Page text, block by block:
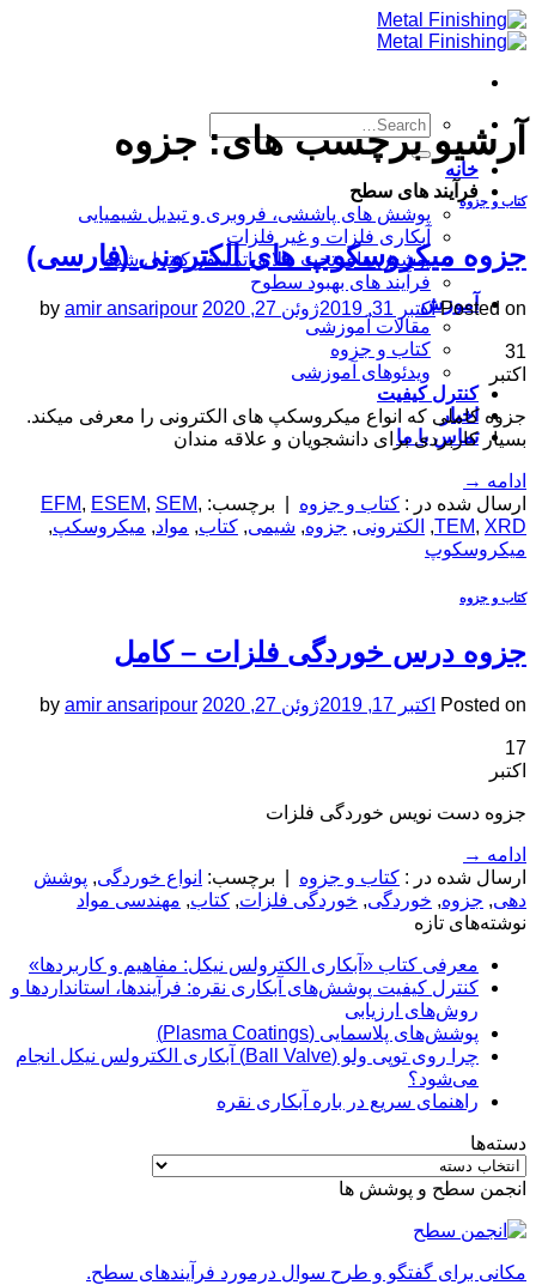
Skip
to
خانه
فرآیند های سطح
پوشش های پاششی، فروبری و تبدیل شیمیایی
آبکاری فلزات و غیر فلزات
پوشش های تحت خلا و اتمسفر کنترل شده
فرآیند های بهبود سطوح
آموزش
مقالات آموزشی
کتاب و جزوه
ویدئوهای آموزشی
کنترل کیفیت
اخبار
تماس با ما
آرشیو برچسب های: جزوه
کتاب و جزوه
جزوه میکروسکوپ های الکترونی (فارسی)
Posted on اکتبر 31, 2019 ژوئن 27, 2020 by amir ansaripour
31
اکتبر
جزوه کاملی که انواع میکروسکپ های الکترونی را معرفی میکند.
بسیار کاربردی برای دانشجویان و علاقه مندان
ادامه →
ارسال شده در : کتاب و جزوه برچسب: EFM, ESEM, SEM,
TEM, XRD
, الکترونی, جزوه, شیمی, کتاب, مواد, میکروسکپ,
میکروسکوپ
کتاب و جزوه
جزوه درس خوردگی فلزات – کامل
Posted on اکتبر 17, 2019 ژوئن 27, 2020 by amir ansaripour
17
اکتبر
جزوه دست نویس خوردگی فلزات
ادامه →
ارسال شده در : کتاب و جزوه برچسب: انواع خوردگی, پوشش
دهی, جزوه, خوردگی, خوردگی فلزات, کتاب, مهندسی مواد
نوشته‌های تازه
معرفی کتاب «آبکاری الکترولس نیکل: مفاهیم و کاربردها»
کنترل کیفیت پوشش‌های آبکاری نقره: فرآیندها، استانداردها و
روش‌های ارزیابی
پوشش‌های پلاسمایی (Plasma Coatings)
چرا روی توپی‌ ولو (Ball Valve) آبکاری الکترولس نیکل انجام
می‌شود؟
راهنمای سریع در باره آبکاری نقره
دسته‌ها
دسته‌ها
انجمن سطح و پوشش ها
مکانی برای گفتگو و طرح سوال درمورد فرآیندهای سطح.